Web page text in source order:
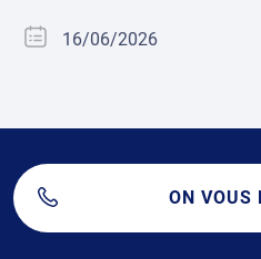
16/06/2026
ON VOUS